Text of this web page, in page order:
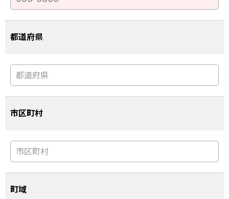
都道府県
市区町村
町域